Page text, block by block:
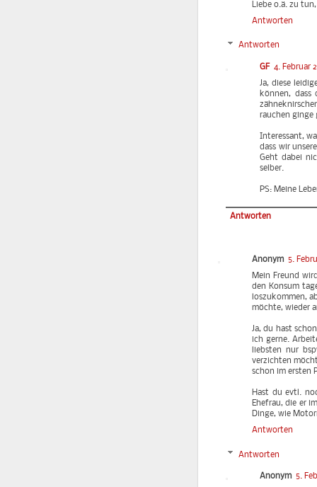
Liebe o.ä. zu
Antworten
Antworten
GF 4. Februar
Ja, diese
können, dass
rauchen ginge
Interessant,
dass wir
Geht dabei
selber.
PS: Meine
Antworten
Anonym 5.
Mein Freund
den Konsum
loszukommen,
möchte, wieder
Ja, du hast
ich gerne.
liebsten nur
verzichten
schon im ersten
Hast du evtl.
Ehefrau, die er
Dinge, wie
Antworten
Antworten
Anonym 5.